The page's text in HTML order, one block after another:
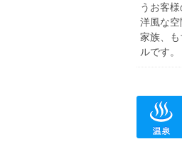
うお客
洋風な
家族、
ルです。